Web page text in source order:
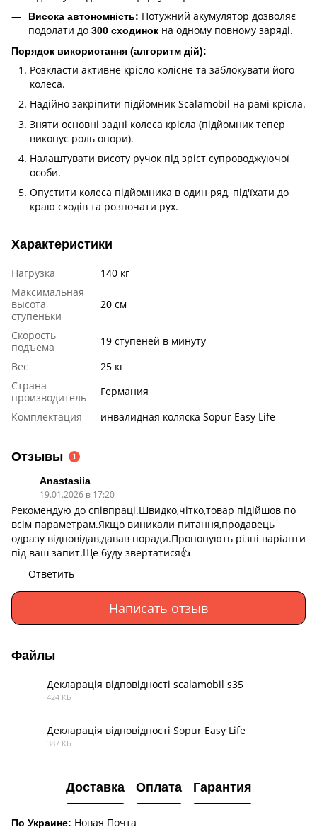
Висока автономність: Потужний акумулятор дозволяє
подолати до 300 сходинок на одному повному заряді.
Порядок використання (алгоритм дій):
Розкласти активне крісло колісне та заблокувати його
колеса.
Надійно закріпити підйомник Scalamobil на рамі крісла.
Зняти основні задні колеса крісла (підйомник тепер
виконує роль опори).
Налаштувати висоту ручок під зріст супроводжуючої
особи.
Опустити колеса підйомника в один ряд, під'їхати до
краю сходів та розпочати рух.
Характеристики
Нагрузка
140 кг
Максимальная
высота
ступеньки
20 см
Скорость
подъема
19 ступеней в минуту
Вес
25 кг
Страна
производитель
Германия
Комплектация
инвалидная коляска Sopur Easy Life
Отзывы 1
Anastasiia
19.01.2026 в 17:20
Рекомендую до співпраці.Швидко,чітко,товар підійшов по
всім параметрам.Якщо виникали питання,продавець
одразу відповідав,давав поради.Пропонують різні варіанти
під ваш запит.Ще буду звертатися👍
Ответить
Написать отзыв
Файлы
Декларація відповідності scalamobil s35
424 КБ
Декларація відповідності Sopur Easy Life
387 КБ
Доставка Оплата Гарантия
По Украине: Новая Почта